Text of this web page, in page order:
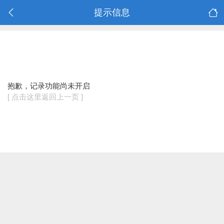
提示信息
抱歉，记录功能尚未开启
[ 点击这里返回上一页 ]